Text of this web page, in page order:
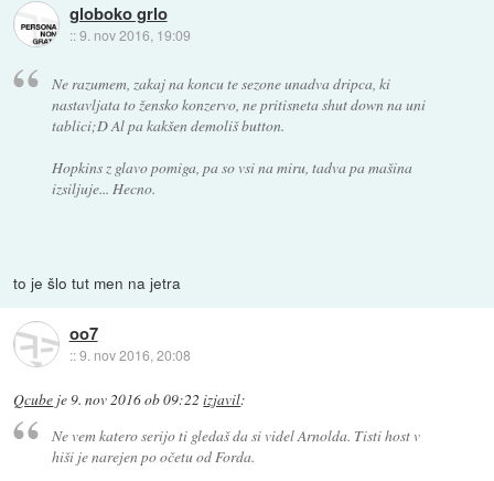
globoko grlo
::9. nov 2016, 19:09
Ne razumem, zakaj na koncu te sezone unadva dripca, ki
nastavljata to žensko konzervo, ne pritisneta shut down na uni
tablici;D Al pa kakšen demoliš button.
Hopkins z glavo pomiga, pa so vsi na miru, tadva pa mašina
izsiljuje... Hecno.
to je šlo tut men na jetra
oo7
::9. nov 2016, 20:08
Qcube je 9. nov 2016 ob 09:22 izjavil:
Ne vem katero serijo ti gledaš da si videl Arnolda. Tisti host v
hiši je narejen po očetu od Forda.